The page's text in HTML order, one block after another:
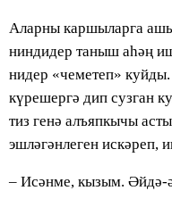
Аларны каршыларга
ниндидер таныш аһәң
нидер «чеметеп»
күрешергә дип сузган
тиз генә алъяпкычы
эшләгәнлеген искәреп,
– Исәнме, кызым. Әйдә-